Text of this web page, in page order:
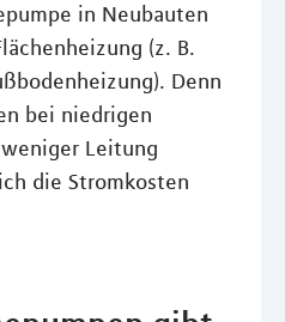
in Neubauten
(z. B.
Denn
bei niedrigen
Leitung
die Stromkosten